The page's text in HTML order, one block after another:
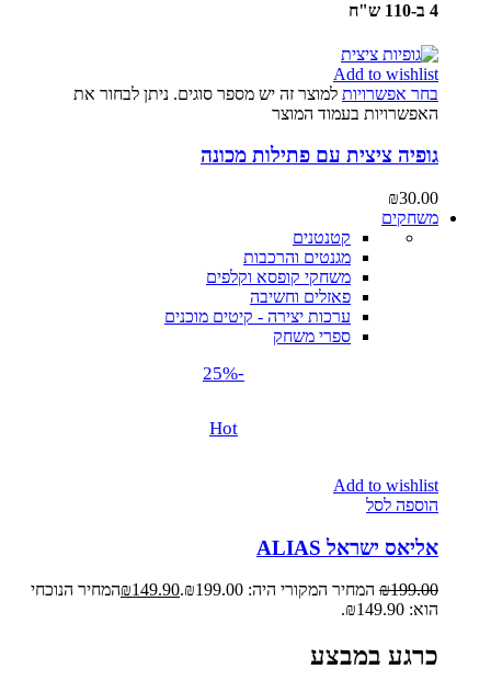
4 ב-110 ש"ח
Add to wishlist
בחר אפשרויות למוצר זה יש מספר סוגים. ניתן לבחור את
האפשרויות בעמוד המוצר
גופיה ציצית עם פתילות מכונה
₪30.00
משחקים
קטנטנים
מגנטים והרכבות
משחקי קופסא וקלפים
פאזלים וחשיבה
ערכות יצירה - קיטים מוכנים
ספרי משחק
-25%
Hot
Add to wishlist
הוספה לסל
אליאס ישראל ALIAS
₪199.00 המחיר המקורי היה: ₪199.00. ₪149.90
המחיר הנוכחי
הוא: ₪149.90.
כרגע במבצע